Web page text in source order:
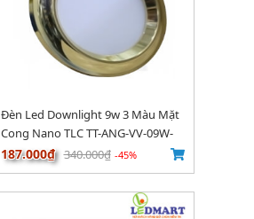
Đèn Led Downlight 9w 3 Màu Mặt
Cong Nano TLC TT-ANG-VV-09W-
03
187.000₫ 340.000₫ -45%